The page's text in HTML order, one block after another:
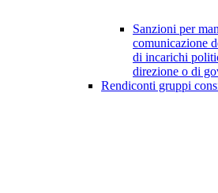
Sanzioni per
comunicazione
di incarichi
direzione o di
Rendiconti gruppi